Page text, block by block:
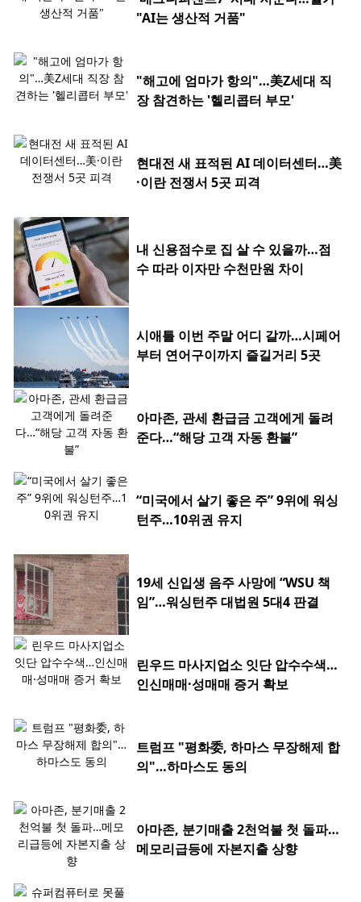
"AI는 생산적 거품"
"해고에 엄마가 항의"…美Z세대 직
장 참견하는 '헬리콥터 부모'
현대전 새 표적된 AI 데이터센터…美
·이란 전쟁서 5곳 피격
내 신용점수로 집 살 수 있을까…점
수 따라 이자만 수천만원 차이
시애틀 이번 주말 어디 갈까…시페어
부터 연어구이까지 즐길거리 5곳
아마존, 관세 환급금 고객에게 돌려
준다…“해당 고객 자동 환불”
“미국에서 살기 좋은 주” 9위에 워싱
턴주…10위권 유지
19세 신입생 음주 사망에 “WSU 책
임”…워싱턴주 대법원 5대4 판결
린우드 마사지업소 잇단 압수수색…
인신매매·성매매 증거 확보
트럼프 "평화委, 하마스 무장해제 합
의"…하마스도 동의
아마존, 분기매출 2천억불 첫 돌파…
메모리급등에 자본지출 상향